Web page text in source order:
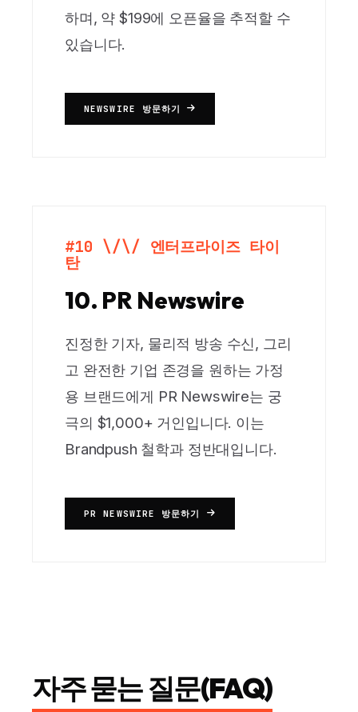
하며, 약 $199에 오픈율을 추적할 수
있습니다.
NEWSWIRE 방문하기
#10 \/\/ 엔터프라이즈 타이
탄
10. PR Newswire
진정한 기자, 물리적 방송 수신, 그리
고 완전한 기업 존경을 원하는 가정
용 브랜드에게 PR Newswire는 궁
극의 $1,000+ 거인입니다. 이는
Brandpush 철학과 정반대입니다.
PR NEWSWIRE 방문하기
자주 묻는 질문(FAQ)